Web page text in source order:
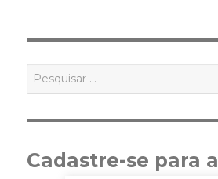
por:
Cadastre-se para a